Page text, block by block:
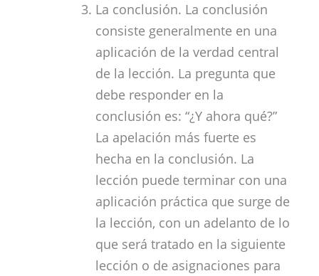
La conclusión. La conclusión
consiste generalmente en una
aplicación de la verdad central
de la lección. La pregunta que
debe responder en la
conclusión es: “¿Y ahora qué?”
La apelación más fuerte es
hecha en la conclusión. La
lección puede terminar con una
aplicación práctica que surge de
la lección, con un adelanto de lo
que será tratado en la siguiente
lección o de asignaciones para